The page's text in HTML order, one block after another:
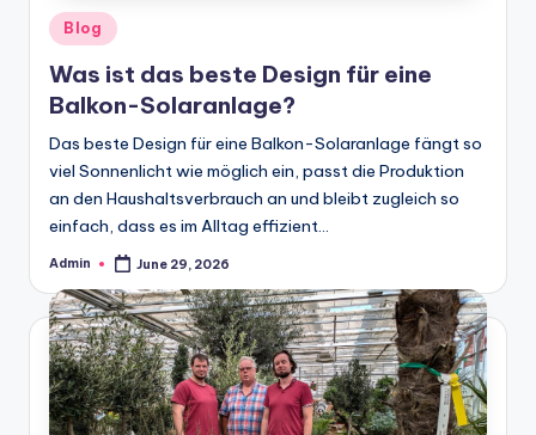
Posted
in
Blog
Was ist das beste Design für eine
Balkon-Solaranlage?
Das beste Design für eine Balkon-Solaranlage fängt so
viel Sonnenlicht wie möglich ein, passt die Produktion
an den Haushaltsverbrauch an und bleibt zugleich so
einfach, dass es im Alltag effizient…
Posted
Admin June 29, 2026